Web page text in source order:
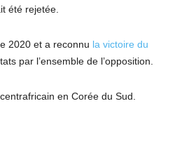
été rejetée.
2020 et a reconnu la victoire du
par l’ensemble de l’opposition.
en Corée du Sud.